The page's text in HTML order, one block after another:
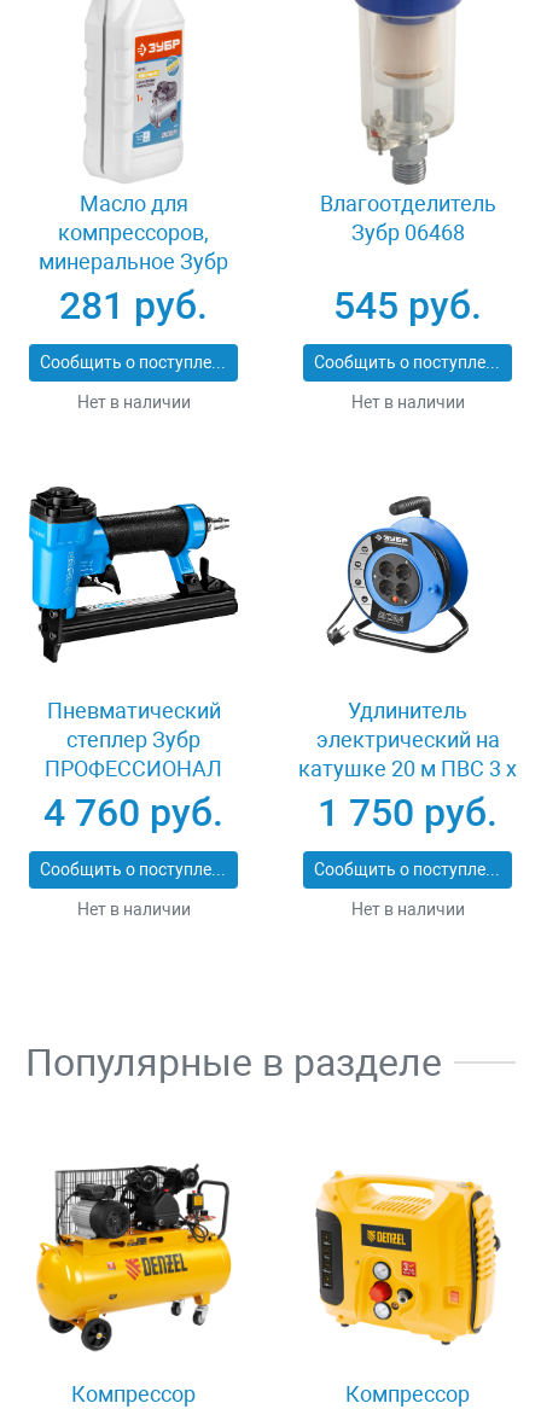
Масло для
компрессоров,
минеральное Зубр
ПНЕВМО-СТАНДАРТ
ЗМК-ПС
281 руб.
Сообщить о поступлении
Нет в наличии
Влагоотделитель
Зубр 06468
545 руб.
Сообщить о поступлении
Нет в наличии
Пневматический
степлер Зубр
ПРОФЕССИОНАЛ
3191
4 760 руб.
Сообщить о поступлении
Нет в наличии
Удлинитель
электрический на
катушке 20 м ПВС 3 х
1кв мм 4 гнезда Зубр
ПРОФЕССИОНАЛ
55082-20
1 750 руб.
Сообщить о поступлении
Нет в наличии
Популярные в разделе
Компрессор
Компрессор